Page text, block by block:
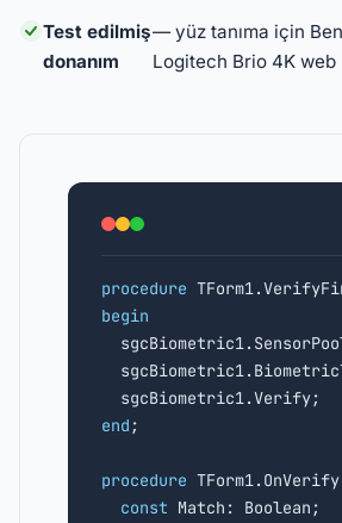
Test edilmiş
donanım
— yüz tanıma için
Logitech Brio 4K web
procedure
begin
end ;
procedure
const Match: Boolean;